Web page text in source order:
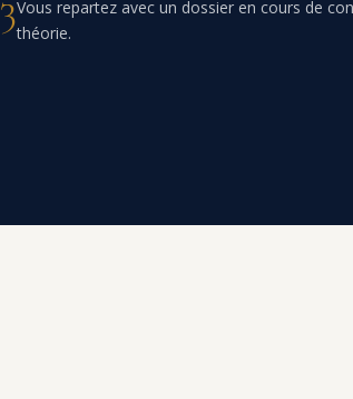
Vous repartez avec un dossier en cours de
théorie.